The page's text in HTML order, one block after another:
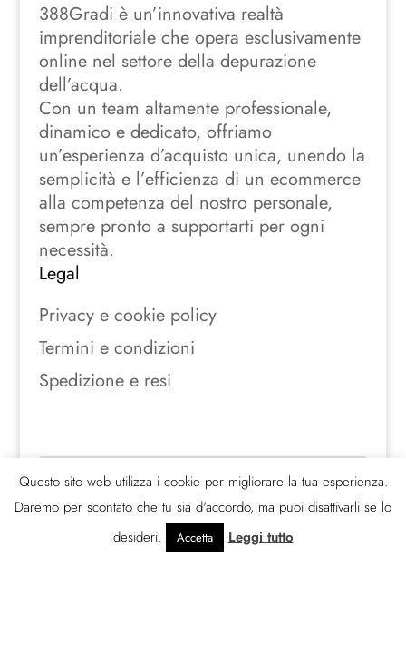
388Gradi è un’innovativa realtà
imprenditoriale che opera esclusivamente
online nel settore della depurazione
dell’acqua.
Con un team altamente professionale,
dinamico e dedicato, offriamo
un’esperienza d’acquisto unica, unendo la
semplicità e l’efficienza di un ecommerce
alla competenza del nostro personale,
sempre pronto a supportarti per ogni
necessità.
Legal
Privacy e cookie policy
Termini e condizioni
Spedizione e resi
Seguici sui social
Questo sito web utilizza i cookie per migliorare la tua esperienza.
Daremo per scontato che tu sia d'accordo, ma puoi disattivarli se lo
desideri.
Accetta Leggi tutto